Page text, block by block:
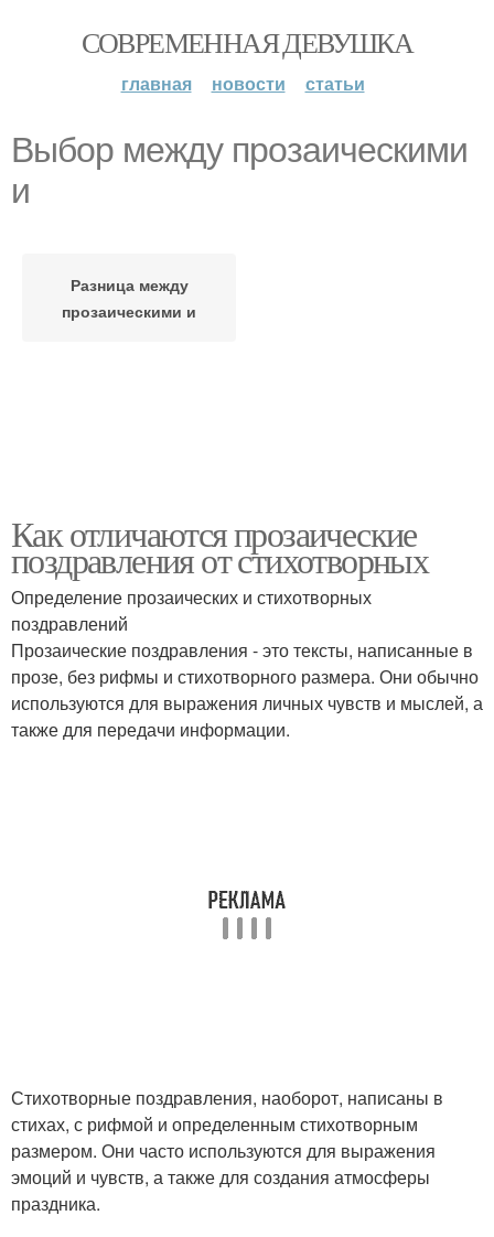
СОВРЕМЕННАЯ ДЕВУШКА
главная новости статьи
Выбор между прозаическими
и
Разница между
прозаическими и
Как отличаются прозаические
поздравления от стихотворных
Определение прозаических и стихотворных
поздравлений
Прозаические поздравления - это тексты, написанные в
прозе, без рифмы и стихотворного размера. Они обычно
используются для выражения личных чувств и мыслей, а
также для передачи информации.
Стихотворные поздравления, наоборот, написаны в
стихах, с рифмой и определенным стихотворным
размером. Они часто используются для выражения
эмоций и чувств, а также для создания атмосферы
праздника.